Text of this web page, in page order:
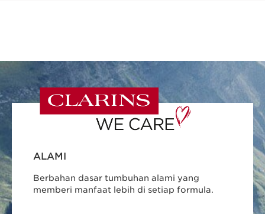
ALAMI
Berbahan dasar tumbuhan alami yang
memberi manfaat lebih di setiap formula.